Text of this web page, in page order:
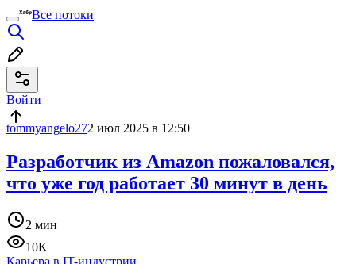
Все потоки
Войти
tommyangelo272 июл 2025 в 12:50
Разработчик из Amazon пожаловался,
что уже год работает 30 минут в день
2 мин
10K
Карьера в IT-индустрии